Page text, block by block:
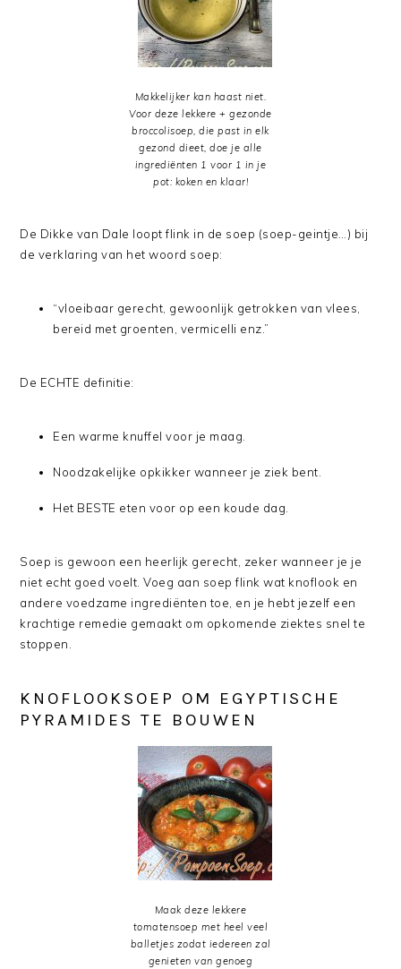
Makkelijker kan haast niet.
Voor deze lekkere + gezonde
broccolisoep, die past in elk
gezond dieet, doe je alle
ingrediënten 1 voor 1 in je
pot: koken en klaar!
De Dikke van Dale loopt flink in de soep (soep-geintje…) bij
de verklaring van het woord soep:
“vloeibaar gerecht, gewoonlijk getrokken van vlees,
bereid met groenten, vermicelli enz.”
De ECHTE definitie:
Een warme knuffel voor je maag.
Noodzakelijke opkikker wanneer je ziek bent.
Het BESTE eten voor op een koude dag.
Soep is gewoon een heerlijk gerecht, zeker wanneer je je
niet echt goed voelt. Voeg aan soep flink wat knoflook en
andere voedzame ingrediënten toe, en je hebt jezelf een
krachtige remedie gemaakt om opkomende ziektes snel te
stoppen.
KNOFLOOKSOEP OM EGYPTISCHE
PYRAMIDES TE BOUWEN
Maak deze lekkere
tomatensoep met heel veel
balletjes zodat iedereen zal
genieten van genoeg